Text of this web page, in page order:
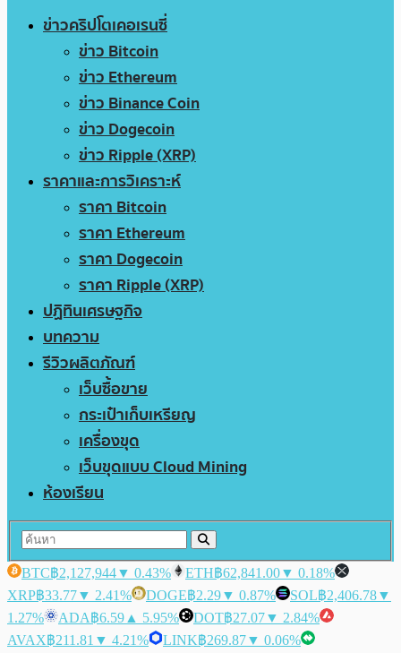
ข่าวคริปโตเคอเรนซี่
ข่าว Bitcoin
ข่าว Ethereum
ข่าว Binance Coin
ข่าว Dogecoin
ข่าว Ripple (XRP)
ราคาและการวิเคราะห์
ราคา Bitcoin
ราคา Ethereum
ราคา Dogecoin
ราคา Ripple (XRP)
ปฏิทินเศรษฐกิจ
บทความ
รีวิวผลิตภัณฑ์
เว็บซื้อขาย
กระเป๋าเก็บเหรียญ
เครื่องขุด
เว็บขุดแบบ Cloud Mining
ห้องเรียน
BTC฿2,127,944▼ 0.43% ETH฿62,841.00▼ 0.18%
XRP฿33.77▼ 2.41% DOGE฿2.29▼ 0.87% SOL฿2,406.78▼
1.27%
ADA฿6.59 ▲ 5.95% DOT฿27.07▼ 2.84%
AVAX฿211.81 ▼ 4.21% LINK฿269.87▼ 0.06%